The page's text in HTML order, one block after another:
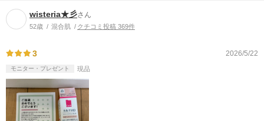
wisteria★彡さん
52歳 混合肌 クチコミ投稿 369件
3 2026/5/22
モニター・プレゼント 現品